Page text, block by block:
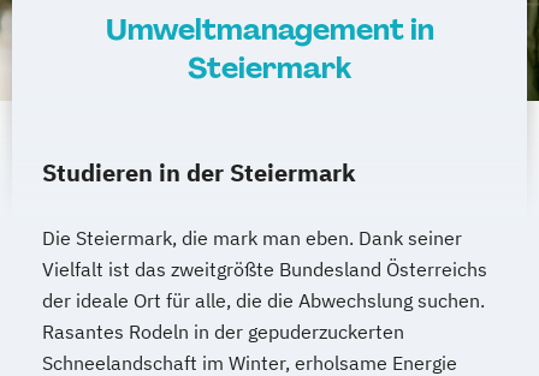
Electronic Engineering
Technische Dokumentation
Versicherungsmanagement
Wirtschaftsinformatik eHealth
Mathematics Mathematik
Mathematik (Lehramt)
Molekularbiologie
Molekulare Mikrobiologie
Regionalentwicklung
Naturwissenschaftliches Doktorat an der
URBI Fakultät
Pflanzenwissenschaften
PhD Law and Politics
Umweltmanagement in
Steiermark
Studieren in der Steiermark
Die Steiermark, die mark man eben. Dank seiner
Vielfalt ist das zweitgrößte Bundesland Österreichs
der ideale Ort für alle, die die Abwechslung suchen.
Rasantes Rodeln in der gepuderzuckerten
Schneelandschaft im Winter, erholsame Energie